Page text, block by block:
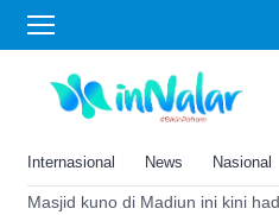
Internasional News Nasional
Masjid Kuncen
Antik Jadi Estetik, Masjid
di Madiun Ini Dikelilingi
Wajah Baru
Masjid kuno di Madiun ini kini